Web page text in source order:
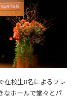
在校生8名によるプレ
なホールで堂々とパ